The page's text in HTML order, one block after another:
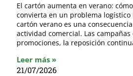
El cartón aumenta en verano:
convierta en un problema logístico
cartón verano es una
actividad comercial. Las campañas
promociones, la reposición
Leer más »
21/07/2026